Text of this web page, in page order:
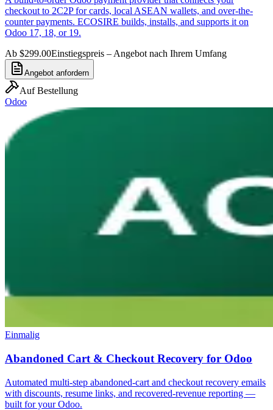
checkout to 2C2P for cards, local ASEAN wallets, and over-the-
counter payments. ECOSIRE builds, installs, and supports it on
Odoo 17, 18, or 19.
Ab $299.00Einstiegspreis – Angebot nach Ihrem Umfang
Angebot anfordern
Auf Bestellung
Odoo
Einmalig
Abandoned Cart & Checkout Recovery for Odoo
Automated multi-step abandoned-cart and checkout recovery emails
with discounts, resume links, and recovered-revenue reporting —
built for your Odoo.